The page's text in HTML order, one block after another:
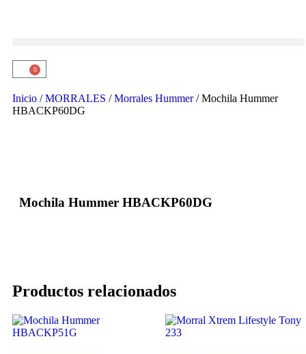
0
Inicio /MORRALES /Morrales Hummer/ Mochila Hummer
HBACKP60DG
Mochila Hummer HBACKP60DG
Productos relacionados